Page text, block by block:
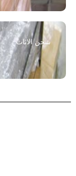
شحن الاثاث